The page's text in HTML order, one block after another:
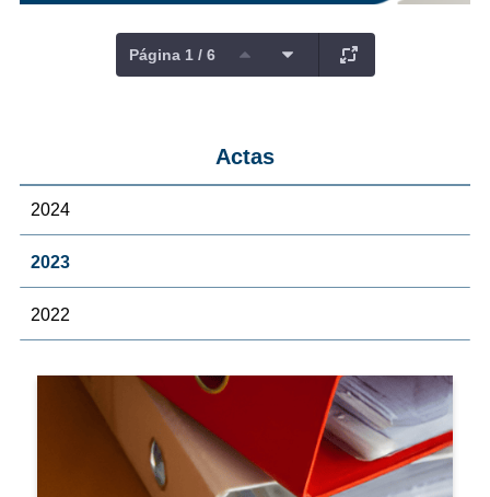
Página 1 / 6
Actas
2024
2023
2022